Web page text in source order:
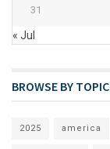
31
« Jul
BROWSE BY
2025 america